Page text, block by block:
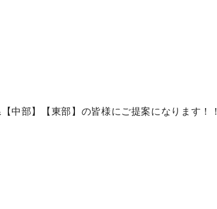
中部】【東部】の皆様にご提案になります！！